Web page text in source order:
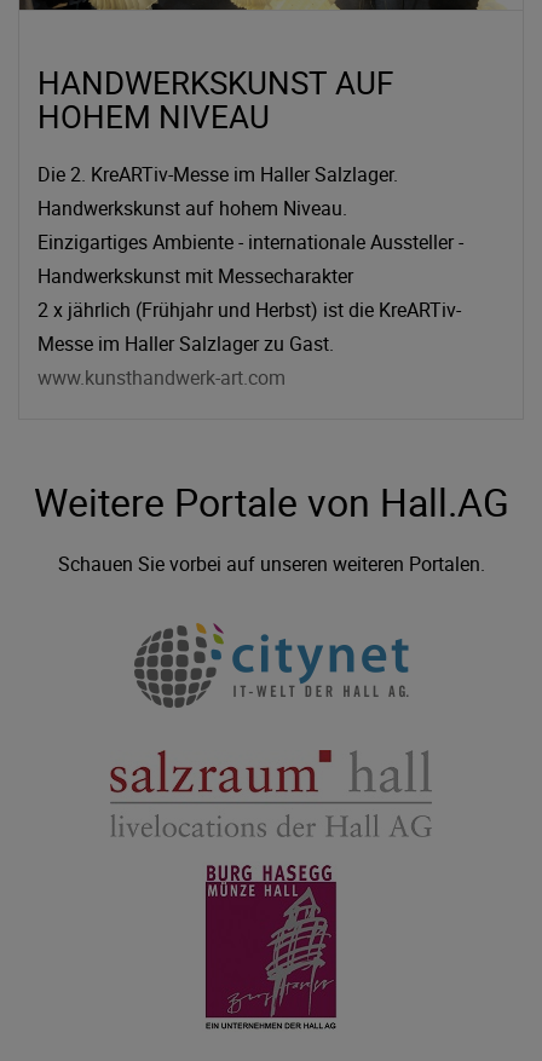
HANDWERKSKUNST AUF
HOHEM NIVEAU
Die 2. KreARTiv-Messe im Haller Salzlager.
Handwerkskunst auf hohem Niveau.
Einzigartiges Ambiente - internationale Aussteller -
Handwerkskunst mit Messecharakter
2 x jährlich (Frühjahr und Herbst) ist die KreARTiv-
Messe im Haller Salzlager zu Gast.
www.kunsthandwerk-art.com
Weitere Portale von Hall.AG
Schauen Sie vorbei auf unseren weiteren Portalen.